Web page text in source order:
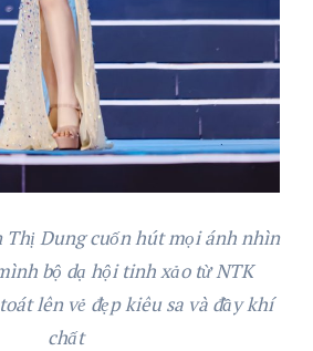
Thị Dung cuốn hút mọi ánh nhìn
bộ dạ hội tinh xảo từ NTK
lên vẻ đẹp kiêu sa và đầy khí
chất